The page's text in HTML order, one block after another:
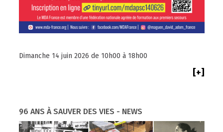
Dimanche 14 juin 2026 de 10h00 à 18h00
[+]
96 ANS À SAUVER DES VIES - NEWS